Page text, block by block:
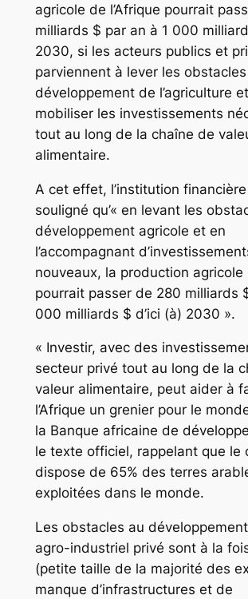
agricole de l’Afrique pourrait
milliards $ par an à 1 000
2030, si les acteurs publics et
parviennent à lever les
développement de l’agriculture
mobiliser les investissements
tout au long de la chaîne de
alimentaire.
A cet effet, l’institution
souligné qu’« en levant les
développement agricole et en
l’accompagnant
nouveaux, la production agricole
pourrait passer de 280 milliards
000 milliards $ d’ici (à) 2030 ».
« Investir, avec des
secteur privé tout au long de la
valeur alimentaire, peut aider à
l’Afrique un grenier pour le
la Banque africaine de
le texte officiel, rappelant que le
dispose de 65% des terres
exploitées dans le monde.
Les obstacles au
agro-industriel privé sont à la
(petite taille de la majorité des
manque d’infrastructures et de